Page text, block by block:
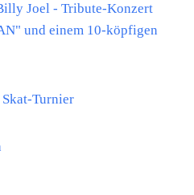
Joel - Tribute-Konzert
und einem 10-köpfigen
Skat-Turnier